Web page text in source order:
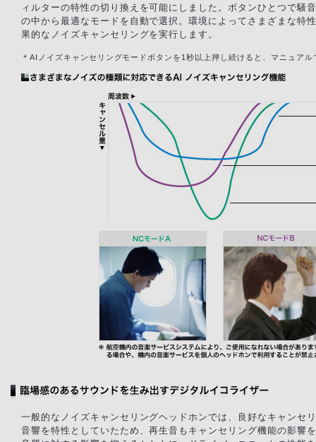
ィルターの特性の切り換えを可能にしました。ボタンひとつで騒
の中から最適なモードを自動で選択。環境によってさまざまな特
果的なノイズキャンセリングを実行します。
＊AIノイズキャンセリングモードボタンを1秒以上押し続けると、マニュア
一般的なノイズキャンセリングヘッドホンでは、良好なキャンセ
音響を特性としていたため、再生音もキャンセリング機能の影響